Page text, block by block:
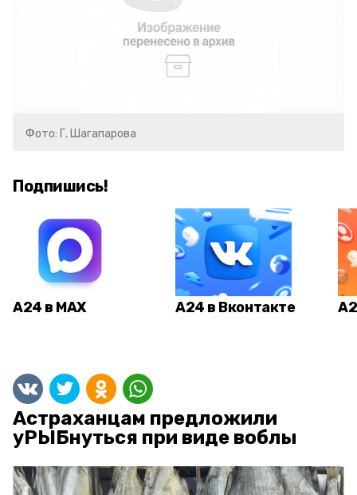
Фото: Г. Шагапарова
Подпишись!
А24 в MAX А24 в Вконтакте
Астраханцам предложили
уРЫБнуться при виде воблы